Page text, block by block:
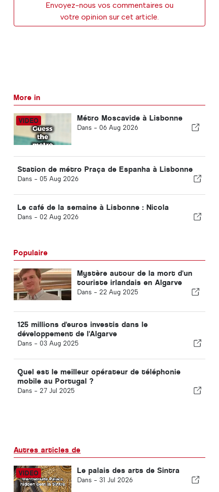
Envoyez-nous vos commentaires ou
votre opinion sur cet article.
More in
Métro Moscavide à Lisbonne
Dans - 06 Aug 2026
Station de métro Praça de Espanha à Lisbonne
Dans - 05 Aug 2026
Le café de la semaine à Lisbonne : Nicola
Dans - 02 Aug 2026
Populaire
Mystère autour de la mort d'un
touriste irlandais en Algarve
Dans - 22 Aug 2025
125 millions d'euros investis dans le
développement de l'Algarve
Dans - 03 Aug 2025
Quel est le meilleur opérateur de téléphonie
mobile au Portugal ?
Dans - 27 Jul 2025
Autres articles de
Le palais des arts de Sintra
Dans - 31 Jul 2026